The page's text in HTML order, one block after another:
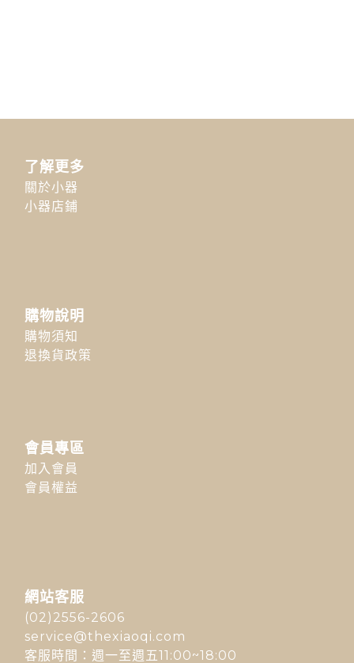
了解更多
關於小器
小器店鋪
購物說明
購物須知
退換貨政策
會員專區
加入會員
會員權益
網站客服
(02)2556-2606
service@thexiaoqi.com
客服時間：週一至週五11:00~18:00